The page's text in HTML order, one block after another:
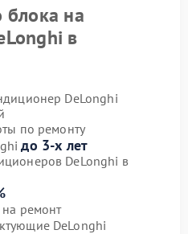
блока на
в
DeLonghi
по ремонту
до 3-х лет
DeLonghi в
ремонт
DeLonghi